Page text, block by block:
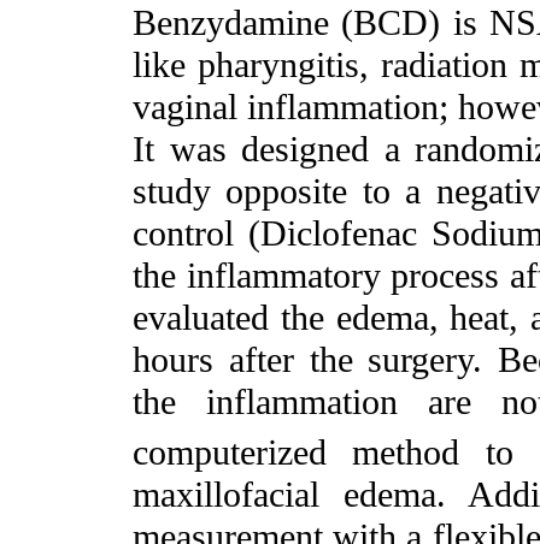
Benzydamine (BCD) is
like pharyngitis, radiation
vaginal inflammation;
It was designed a
study opposite to a
control (Diclofenac
the inflammatory process
evaluated the edema,
hours after the surgery.
the inflammation are
computerized method
maxillofacial edema.